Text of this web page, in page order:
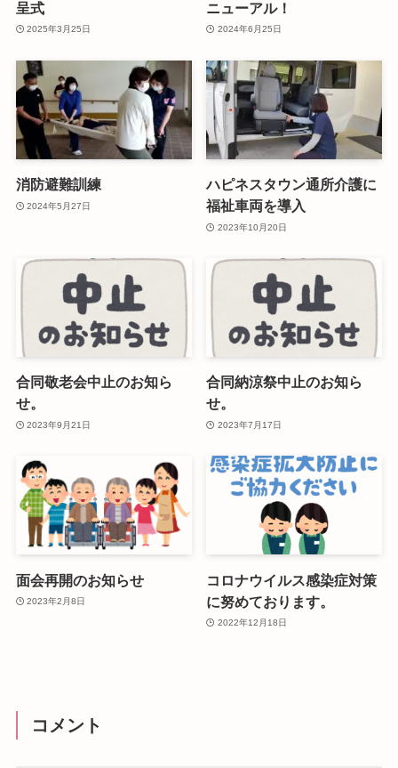
呈式
2025年3月25日
ニューアル！
2024年6月25日
消防避難訓練
2024年5月27日
ハピネスタウン通所介護に
福祉車両を導入
2023年10月20日
合同敬老会中止のお知ら
せ。
2023年9月21日
合同納涼祭中止のお知ら
せ。
2023年7月17日
面会再開のお知らせ
2023年2月8日
コロナウイルス感染症対策
に努めております。
2022年12月18日
コメント